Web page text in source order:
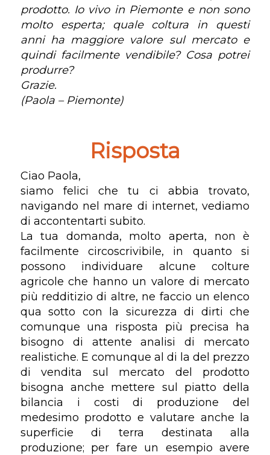
prodotto. Io vivo in Piemonte e non sono
molto esperta; quale coltura in questi
anni ha maggiore valore sul mercato e
quindi facilmente vendibile? Cosa potrei
produrre?
Grazie.
(Paola – Piemonte)
Risposta
Ciao Paola,
siamo felici che tu ci abbia trovato,
navigando nel mare di internet, vediamo
di accontentarti subito.
La tua domanda, molto aperta, non è
facilmente circoscrivibile, in quanto si
possono individuare alcune colture
agricole che hanno un valore di mercato
più redditizio di altre, ne faccio un elenco
qua sotto con la sicurezza di dirti che
comunque una risposta più precisa ha
bisogno di attente analisi di mercato
realistiche. E comunque al di la del prezzo
di vendita sul mercato del prodotto
bisogna anche mettere sul piatto della
bilancia i costi di produzione del
medesimo prodotto e valutare anche la
superficie di terra destinata alla
produzione; per fare un esempio avere